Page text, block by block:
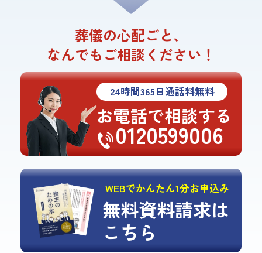
葬儀の心配ごと、
なんでもご相談ください！
24時間365日通話料無料
お電話で相談する
0120599006
WEBでかんたん1分お申込み
無料資料請求は
こちら